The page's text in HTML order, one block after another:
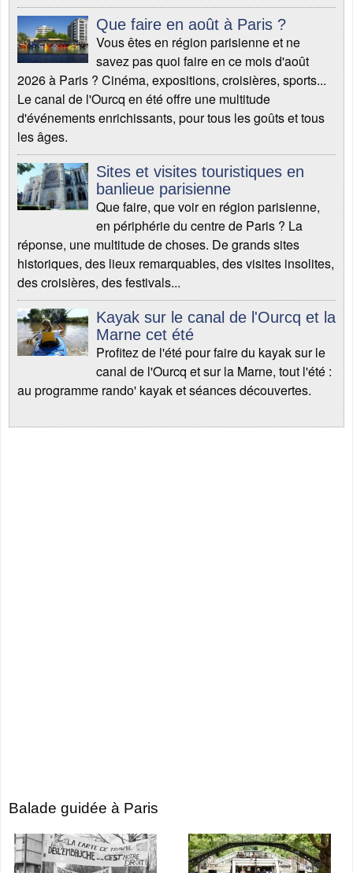
Que faire en août à Paris ?
Vous êtes en région parisienne et ne
savez pas quoi faire en ce mois d'août
2026 à Paris ? Cinéma, expositions, croisières, sports...
Le canal de l'Ourcq en été offre une multitude
d'événements enrichissants, pour tous les goûts et tous
les âges.
Sites et visites touristiques en
banlieue parisienne
Que faire, que voir en région parisienne,
en périphérie du centre de Paris ? La
réponse, une multitude de choses. De grands sites
historiques, des lieux remarquables, des visites insolites,
des croisières, des festivals...
Kayak sur le canal de l'Ourcq et la
Marne cet été
Profitez de l'été pour faire du kayak sur le
canal de l'Ourcq et sur la Marne, tout l'été :
au programme rando' kayak et séances découvertes.
Balade guidée à Paris